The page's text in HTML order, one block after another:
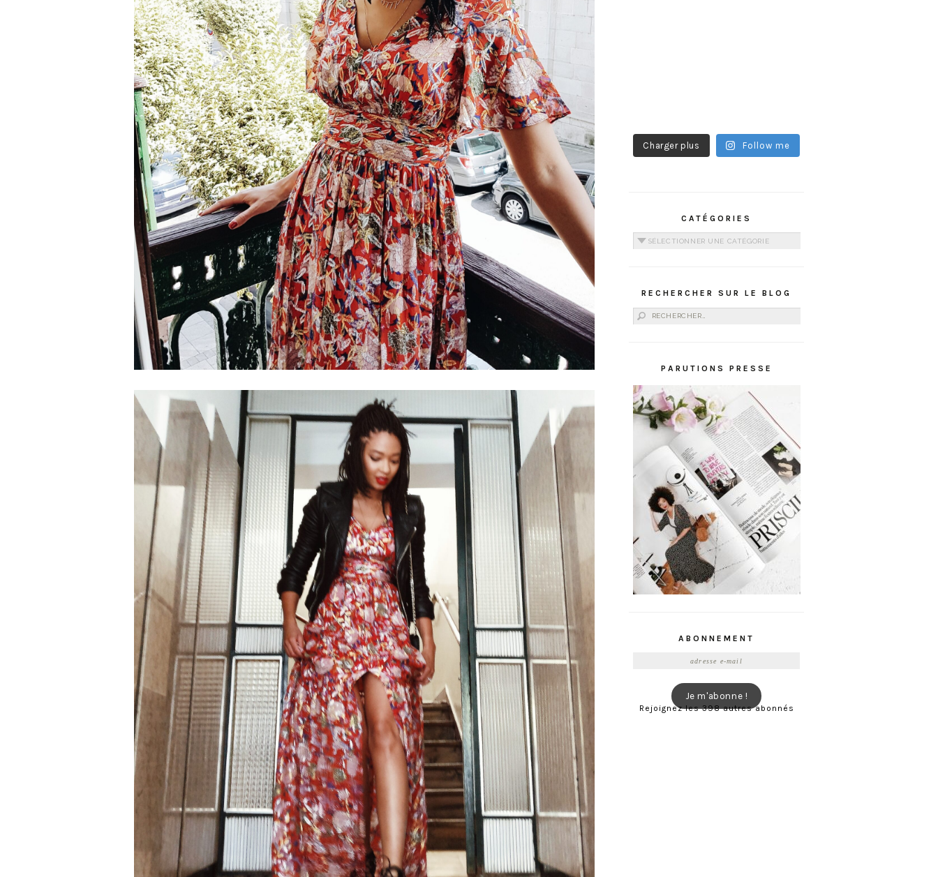
Charger plus Follow me
CATÉGORIES
Catégories
RECHERCHER SUR LE BLOG
Rechercher :
PARUTIONS PRESSE
ABONNEMENT
Je m'abonne !
Rejoignez les 398 autres abonnés